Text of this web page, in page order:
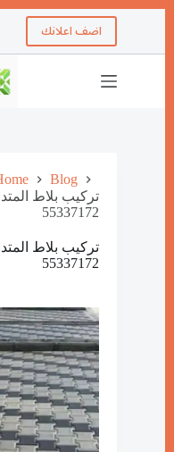
اضف اعلانك
Blog
تركيب بلاط
55337172
تركيب بلاط
55337172